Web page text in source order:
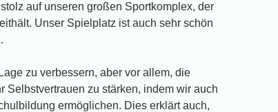
auf unseren großen Sportkomplex, der
Unser Spielplatz ist auch sehr schön
zu verbessern, aber vor allem, die
Selbstvertrauen zu stärken, indem wir auch
ermöglichen. Dies erklärt auch,